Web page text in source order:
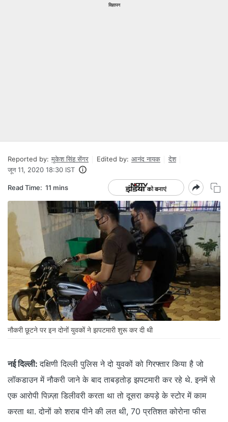
विज्ञापन
Reported by: मुकेश सिंह सेंगर Edited by: आनंद नायक
देश
जून 11, 2020 18:30 IST
Read Time: 11 mins
नौकरी छूटने पर इन दोनों युवकों ने झपटमारी शुरू कर दी थी
नई दिल्ली: दक्षिणी दिल्ली पुलिस ने दो युवकों को गिरफ्तार किया है जो
लॉकडाउन में नौकरी जाने के बाद ताबड़तोड़ झपटमारी कर रहे थे. इनमें से
एक आरोपी पिज़्ज़ा डिलीवरी करता था तो दूसरा कपड़े के स्टोर में काम
करता था. दोनों को शराब पीने की लत थी, 70 प्रतिशत कोरोना फीस